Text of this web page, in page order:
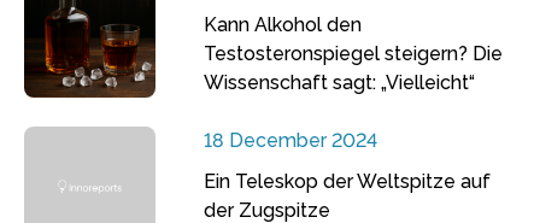
Kann Alkohol den
Testosteronspiegel steigern? Die
Wissenschaft sagt: „Vielleicht“
18 December 2024
Ein Teleskop der Weltspitze auf
der Zugspitze